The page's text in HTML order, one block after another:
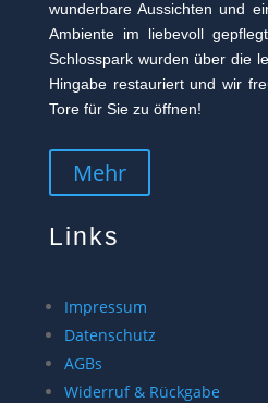
wunderbare Aussichten und
Ambiente im liebevoll
Schlosspark wurden über die
Hingabe restauriert und wir
Tore für Sie zu öffnen!
Mehr
Links
Impressum
Datenschutz
AGBs
Widerruf & Rückgabe